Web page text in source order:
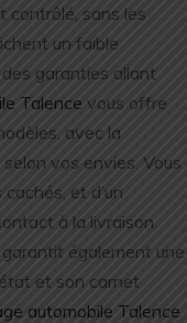
contrôlé, sans les
un faible
garanties allant
Talence vous offre
avec la
vos envies. Vous
et d’un
à la livraison.
également une
et son carnet
automobile Talence